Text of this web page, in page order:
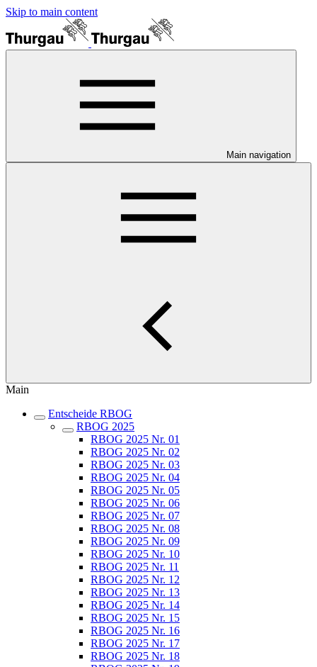
Skip to main content
Main navigation
Main
Entscheide RBOG
RBOG 2025
RBOG 2025 Nr. 01
RBOG 2025 Nr. 02
RBOG 2025 Nr. 03
RBOG 2025 Nr. 04
RBOG 2025 Nr. 05
RBOG 2025 Nr. 06
RBOG 2025 Nr. 07
RBOG 2025 Nr. 08
RBOG 2025 Nr. 09
RBOG 2025 Nr. 10
RBOG 2025 Nr. 11
RBOG 2025 Nr. 12
RBOG 2025 Nr. 13
RBOG 2025 Nr. 14
RBOG 2025 Nr. 15
RBOG 2025 Nr. 16
RBOG 2025 Nr. 17
RBOG 2025 Nr. 18